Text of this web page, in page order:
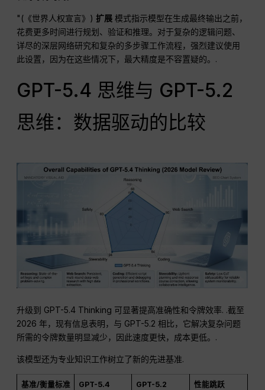
"(《世界人权宣言》) 扩展 模式指示模型在生成最终输出之前，
花费更多时间进行规划、验证和推理。对于复杂的逻辑问题、
详尽的深层网络研究和复杂的多步骤工作流程，强烈建议使用
此设置，因为在这些情况下，最大精度是不容置疑的。.
GPT-5.4 思维与 GPT-5.2
思维：数据驱动的比较
升级到 GPT-5.4 Thinking 可显著提高准确性和令牌效率. .截至
2026 年，现有信息表明，与 GPT-5.2 相比，它解决复杂问题
所需的令牌数量明显减少，因此速度更快，成本更低。 .
该模型还为专业知识工作树立了新的先进基准.
基准/衡量标准 GPT-5.4 GPT-5.2 性能跳跃